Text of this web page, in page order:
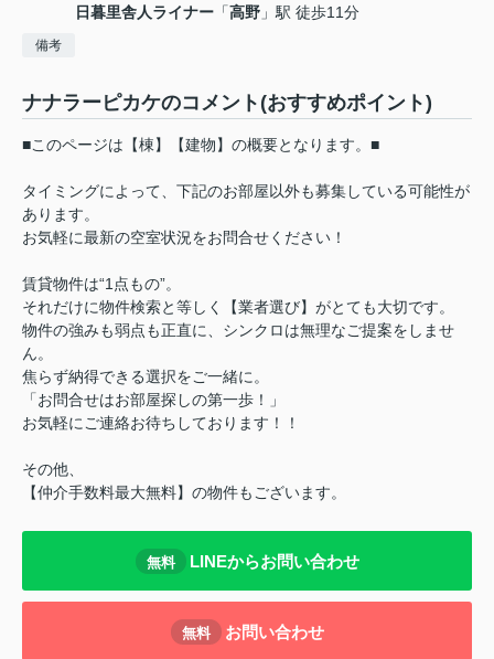
日暮里舎人ライナー 「高野 」駅 徒歩11分
備考
ナナラーピカケのコメント(おすすめポイント)
■このページは【棟】【建物】の概要となります。■
タイミングによって、下記のお部屋以外も募集している可能性が
あります。
お気軽に最新の空室状況をお問合せください！
賃貸物件は“1点もの”。
それだけに物件検索と等しく【業者選び】がとても大切です。
物件の強みも弱点も正直に、シンクロは無理なご提案をしませ
ん。
焦らず納得できる選択をご一緒に。
「お問合せはお部屋探しの第一歩！」
お気軽にご連絡お待ちしております！！
その他、
【仲介手数料最大無料】の物件もございます。
無料 LINEからお問い合わせ
無料 お問い合わせ